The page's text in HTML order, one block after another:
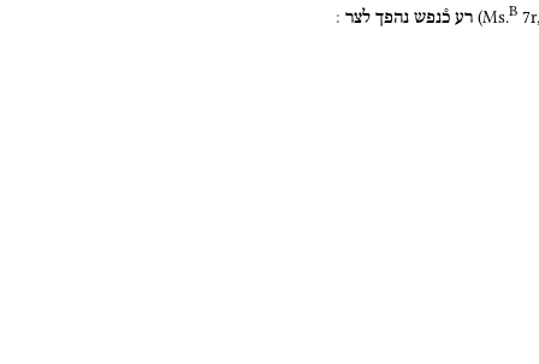
(Ms.B 7r, רע כ֯נפש נהפך לצר ׃